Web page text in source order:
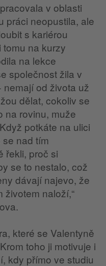
v oblasti
práci neopustila, ale
s kariérou
na kurzy
na lekce
společnost žila v
od života už
dělat, cokoliv se
na rovinu, muže
potkáte na ulici
nad tím
řekli, proč si
se to nestalo, což
dávají najevo, že
životem naloží,“
které se Valentyně
toho ji motivuje i
kdy přímo ve studiu